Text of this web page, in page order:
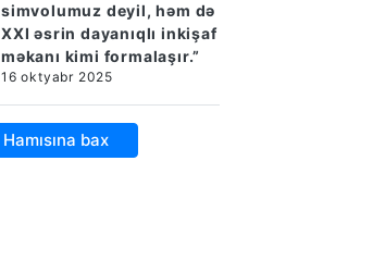
simvolumuz deyil, həm də
XXI əsrin dayanıqlı inkişaf
məkanı kimi formalaşır.”
16 oktyabr 2025
Hamısına bax